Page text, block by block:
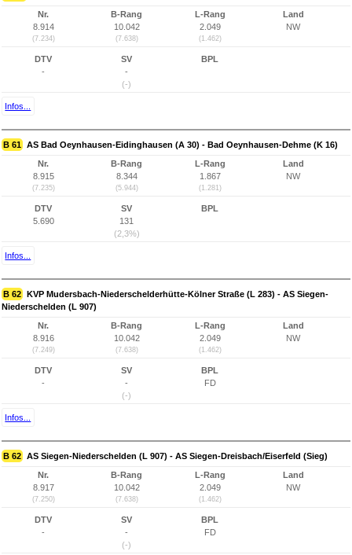
Nr.
8.914
(7.234)
B-Rang
10.042
(7.638)
L-Rang
2.049
(1.462)
Land
NW
DTV
-
SV
-
(-)
BPL
Infos...
B 61 AS Bad Oeynhausen-Eidinghausen (A 30) - Bad Oeynhausen-Dehme (K 16)
Nr.
8.915
(7.235)
B-Rang
8.344
(5.944)
L-Rang
1.867
(1.281)
Land
NW
DTV
5.690
SV
131
(2,3%)
BPL
Infos...
B 62 KVP Mudersbach-Niederschelderhütte-Kölner Straße (L 283) - AS Siegen-
Niederschelden (L 907)
Nr.
8.916
(7.249)
B-Rang
10.042
(7.638)
L-Rang
2.049
(1.462)
Land
NW
DTV
-
SV
-
(-)
BPL
FD
Infos...
B 62 AS Siegen-Niederschelden (L 907) - AS Siegen-Dreisbach/Eiserfeld (Sieg)
Nr.
8.917
(7.250)
B-Rang
10.042
(7.638)
L-Rang
2.049
(1.462)
Land
NW
DTV
-
SV
-
(-)
BPL
FD